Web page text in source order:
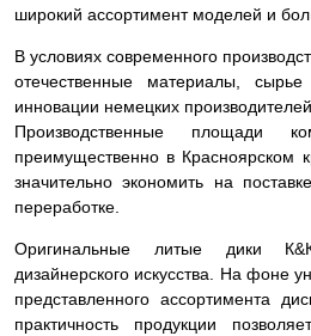
широкий ассортимент моделей и
В условиях современного
отечественные материалы,
инновации немецких
Производственные площади
преимущественно в Красноярском
значительно экономить на
переработке.
Оригинальные литые дики
дизайнерского искусства. На фоне
представленного ассортимента
практичность продукции